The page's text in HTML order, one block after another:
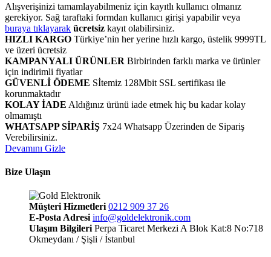
Alışverişinizi tamamlayabilmeniz için kayıtlı kullanıcı olmanız
gerekiyor. Sağ taraftaki formdan kullanıcı girişi yapabilir veya
buraya tıklayarak ücretsiz kayıt olabilirsiniz.
HIZLI KARGO Türkiye’nin her yerine hızlı kargo, üstelik 9999TL
ve üzeri ücretsiz
KAMPANYALI ÜRÜNLER Birbirinden farklı marka ve ürünler
için indirimli fiyatlar
GÜVENLİ ÖDEME Sİtemiz 128Mbit SSL sertifikası ile
korunmaktadır
KOLAY İADE Aldığınız ürünü iade etmek hiç bu kadar kolay
olmamıştı
WHATSAPP SİPARİŞ 7x24 Whatsapp Üzerinden de Sipariş
Verebilirsiniz.
Devamını Gizle
Bize Ulaşın
Müşteri Hizmetleri 0212 909 37 26
E-Posta Adresi info@goldelektronik.com
Ulaşım Bilgileri Perpa Ticaret Merkezi A Blok Kat:8 No:718
Okmeydanı / Şişli / İstanbul